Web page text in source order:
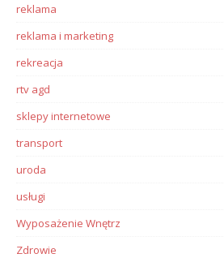
reklama
reklama i marketing
rekreacja
rtv agd
sklepy internetowe
transport
uroda
usługi
Wyposażenie Wnętrz
Zdrowie